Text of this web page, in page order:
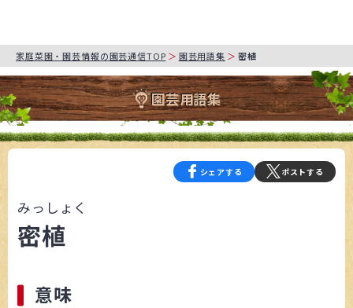
家庭菜園・園芸情報の園芸通信TOP 園芸用語集 密植
園芸用語集
シェアする ポストする
みっしょく
密植
意味